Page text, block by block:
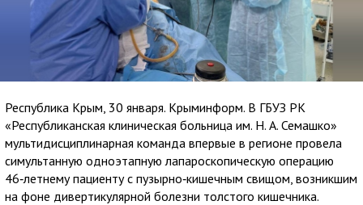
Республика Крым, 30 января. Крыминформ. В ГБУЗ РК
«Республиканская клиническая больница им. Н. А. Семашко»
мультидисциплинарная команда впервые в регионе провела
симультанную одноэтапную лапароскопическую операцию
46‑летнему пациенту с пузырно‑кишечным свищом, возникшим
на фоне дивертикулярной болезни толстого кишечника.